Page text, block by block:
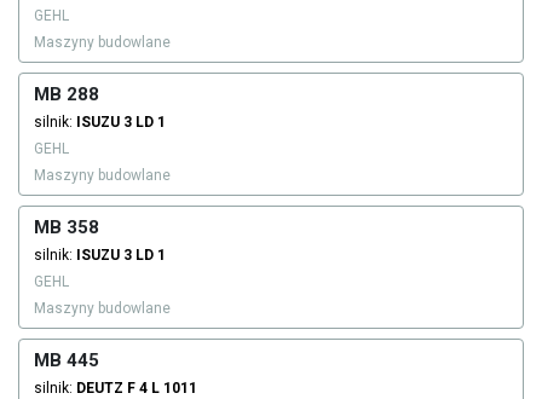
GEHL
Maszyny budowlane
MB 288
silnik: ISUZU 3 LD 1
GEHL
Maszyny budowlane
MB 358
silnik: ISUZU 3 LD 1
GEHL
Maszyny budowlane
MB 445
silnik: DEUTZ F 4 L 1011